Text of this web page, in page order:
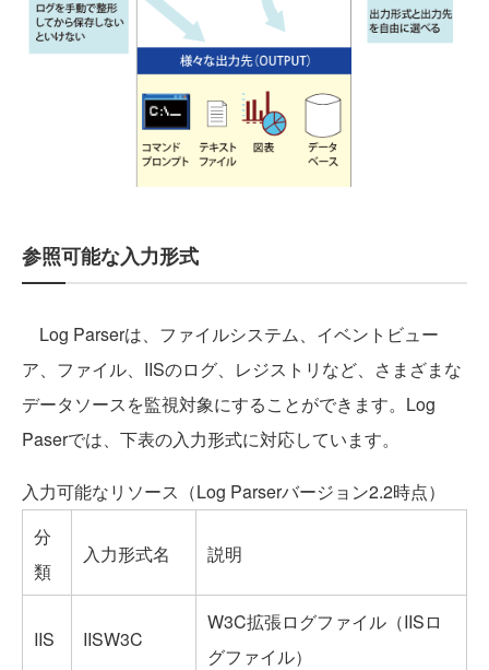
参照可能な入力形式
Log Parserは、ファイルシステム、イベントビュー
ア、ファイル、IISのログ、レジストリなど、さまざまな
データソースを監視対象にすることができます。Log
Paserでは、下表の入力形式に対応しています。
入力可能なリソース（Log Parserバージョン2.2時点）
分
類
入力形式名 説明
IIS IISW3C
W3C拡張ログファイル（IISロ
グファイル）